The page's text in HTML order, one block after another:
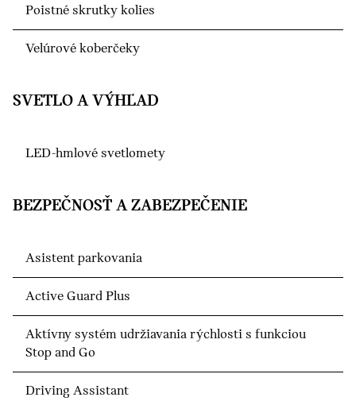
Poistné skrutky kolies
Velúrové koberčeky
SVETLO A VÝHĽAD
LED-hmlové svetlomety
BEZPEČNOSŤ A ZABEZPEČENIE
Asistent parkovania
Active Guard Plus
Aktívny systém udržiavania rýchlosti s funkciou
Stop and Go
Driving Assistant